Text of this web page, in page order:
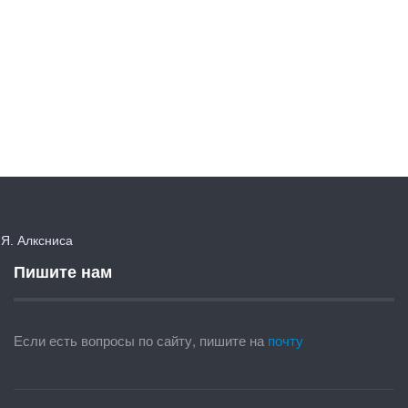
Пишите нам
Если есть вопросы по сайту, пишите на почту